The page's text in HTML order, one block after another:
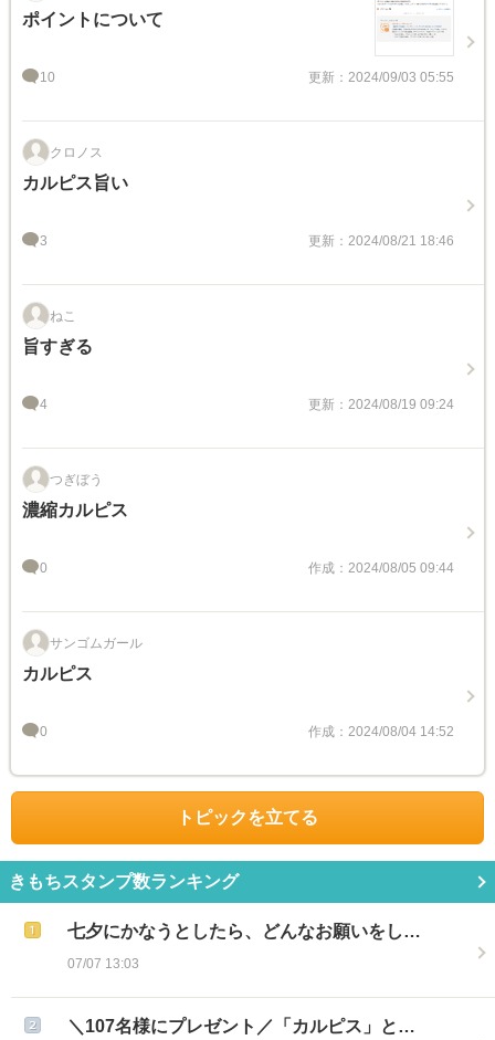
ポイントについて
10 更新：2024/09/03 05:55
クロノス
カルピス旨い
3 更新：2024/08/21 18:46
ねこ
旨すぎる
4 更新：2024/08/19 09:24
つぎぼう
濃縮カルピス
0 作成：2024/08/05 09:44
サンゴムガール
カルピス
0 作成：2024/08/04 14:52
トピックを立てる
きもちスタンプ数ランキング
七夕にかなうとしたら、どんなお願いをし…
07/07 13:03
＼107名様にプレゼント／「カルピス」と…